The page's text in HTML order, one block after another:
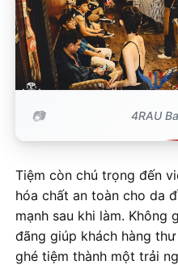
4RAU
Tiệm còn chú trọng đến
hóa chất an toàn cho da
mạnh sau khi làm. Không
đãng giúp khách hàng
ghé tiệm thành một trải